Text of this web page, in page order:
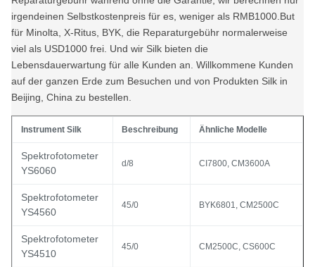
irgendeinen Selbstkostenpreis für es, weniger als RMB1000.But
für Minolta, X-Ritus, BYK, die Reparaturgebühr normalerweise
viel als USD1000 frei. Und wir Silk bieten die
Lebensdauerwartung für alle Kunden an. Willkommene Kunden
auf der ganzen Erde zum Besuchen und von Produkten Silk in
Beijing, China zu bestellen.
Instrument Silk Beschreibung Ähnliche Modelle
Spektrofotometer
YS6060
d/8 CI7800, CM3600A
Spektrofotometer
YS4560
45/0 BYK6801, CM2500C
Spektrofotometer
YS4510
45/0 CM2500C, CS600C